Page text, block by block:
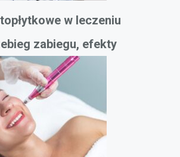
w leczeniu
zabiegu, efekty